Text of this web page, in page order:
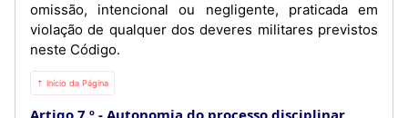
omissão, intencional ou negligente, praticada em
violação de qualquer dos deveres militares previstos
neste Código.
⇡ Início da Página
Artigo 7.º Autonomia do processo disciplinar